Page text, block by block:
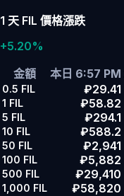
1 天 FIL 價格漲跌
+5.20%
金額
本日 6:57 PM
0.5 FIL ₽29.41
1 FIL ₽58.82
5 FIL ₽294.1
10 FIL ₽588.2
50 FIL ₽2,941
100 FIL ₽5,882
500 FIL ₽29,410
1,000 FIL ₽58,820